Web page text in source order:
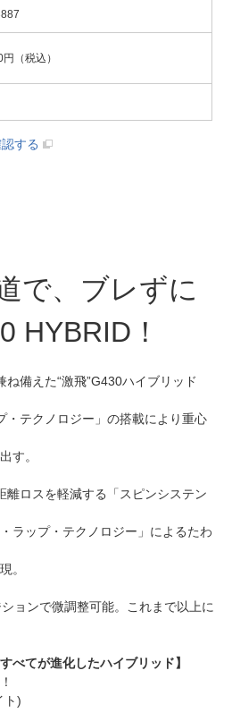
（税込）
する
で、ブレずに
HYBRID！
備えた“激飛”G430ハイブリッド
・テクノロジー」の搭載により重心
す。
離ロスを軽減する「スピンシステン
ラップ・テクノロジー」によるたわ
。
ョンで微調整可能。これまで以上に
べてが進化したハイブリッド】
ト)